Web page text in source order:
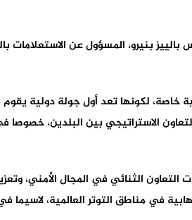
بالييز بنيرو، المسؤول عن الاستعلامات
خاصة، لكونها تعد أول جولة دولية
الاستراتيجي بين البلدين،
الثنائي في المجال الأمني،
في مناطق التوتر العالمية،